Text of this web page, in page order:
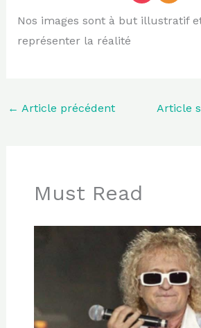
Nos images sont à but illustratif
représenter la réalité
← Article précédent Article
Must Read